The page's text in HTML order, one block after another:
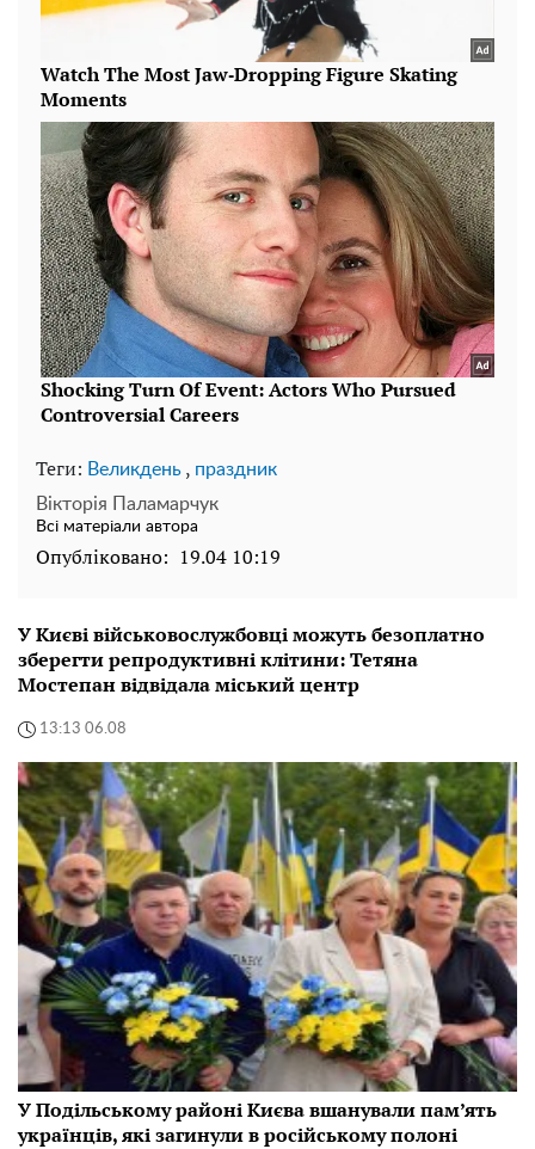
Теги: Великдень , праздник
Вікторія Паламарчук
Всі матеріали автора
Опубліковано: 19.04 10:19
У Києві військовослужбовці можуть безоплатно
зберегти репродуктивні клітини: Тетяна
Мостепан відвідала міський центр
13:13 06.08
У Подільському районі Києва вшанували пам’ять
українців, які загинули в російському полоні